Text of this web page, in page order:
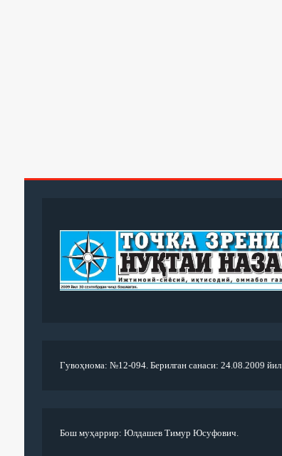
Гувоҳнома: №12-094. Берилган санаси: 24.08.2009 йил.
Бош муҳаррир: Юлдашев Тимур Юсуфович.